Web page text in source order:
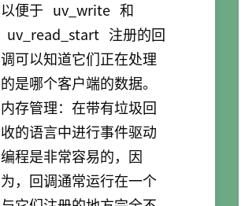
以便于 uv_write 和
uv_read_start 注册的回
调可以知道它们正在处理
的是哪个客户端的数据。
内存管理：在带有垃圾回
收的语言中进行事件驱动
编程是非常容易的，因
为，回调通常运行在一个